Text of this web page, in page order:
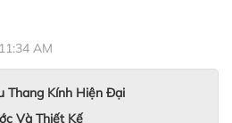
AM
Thang Kính Hiện Đại
Và Thiết Kế